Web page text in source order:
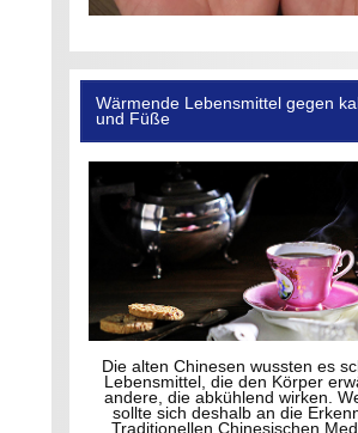
Wärmende Lebensmittel gegen
und Füße
Die alten Chinesen wussten es
Lebensmittel, die den Körper
andere, die abkühlend wirken.
sollte sich deshalb an die
Traditionellen Chinesischen